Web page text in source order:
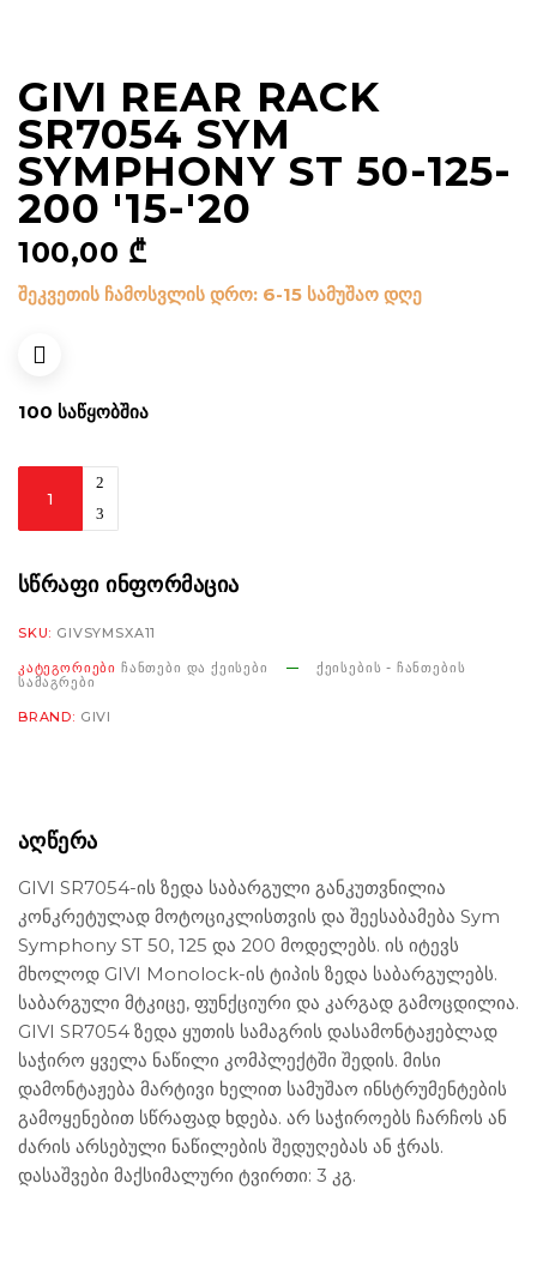
GIVI REAR RACK
SR7054 SYM
SYMPHONY ST 50-125-
200 '15-'20
100,00 ₾
შეკვეთის ჩამოსვლის დრო: 6-15 სამუშაო დღე
100 ᲡᲐᲬᲧᲝᲑᲨᲘᲐ
SR7054
Symphony
ST
50-
'20
ᲡᲬᲠᲐᲤᲘ ᲘᲜᲤᲝᲠᲛᲐᲪᲘᲐ
SKU: GIVSYMSXA11
ᲙᲐᲢᲔᲒᲝᲠᲘᲔᲑᲘ ᲩᲐᲜᲗᲔᲑᲘ ᲓᲐ ᲥᲔᲘᲡᲔᲑᲘ
ᲥᲔᲘᲡᲔᲑᲘᲡ - ᲩᲐᲜᲗᲔᲑᲘᲡ
ᲡᲐᲛᲐᲒᲠᲔᲑᲘ
BRAND: GIVI
ᲐᲦᲬᲔᲠᲐ
GIVI SR7054-ის ზედა საბარგული განკუთვნილია
კონკრეტულად მოტოციკლისთვის და შეესაბამება Sym
Symphony ST 50, 125 და 200 მოდელებს. ის იტევს
მხოლოდ GIVI Monolock-ის ტიპის ზედა საბარგულებს.
საბარგული მტკიცე, ფუნქციური და კარგად გამოცდილია.
GIVI SR7054 ზედა ყუთის სამაგრის დასამონტაჟებლად
საჭირო ყველა ნაწილი კომპლექტში შედის. მისი
დამონტაჟება მარტივი ხელით სამუშაო ინსტრუმენტების
გამოყენებით სწრაფად ხდება. არ საჭიროებს ჩარჩოს ან
ძარის არსებული ნაწილების შედუღებას ან ჭრას.
დასაშვები მაქსიმალური ტვირთი: 3 კგ.